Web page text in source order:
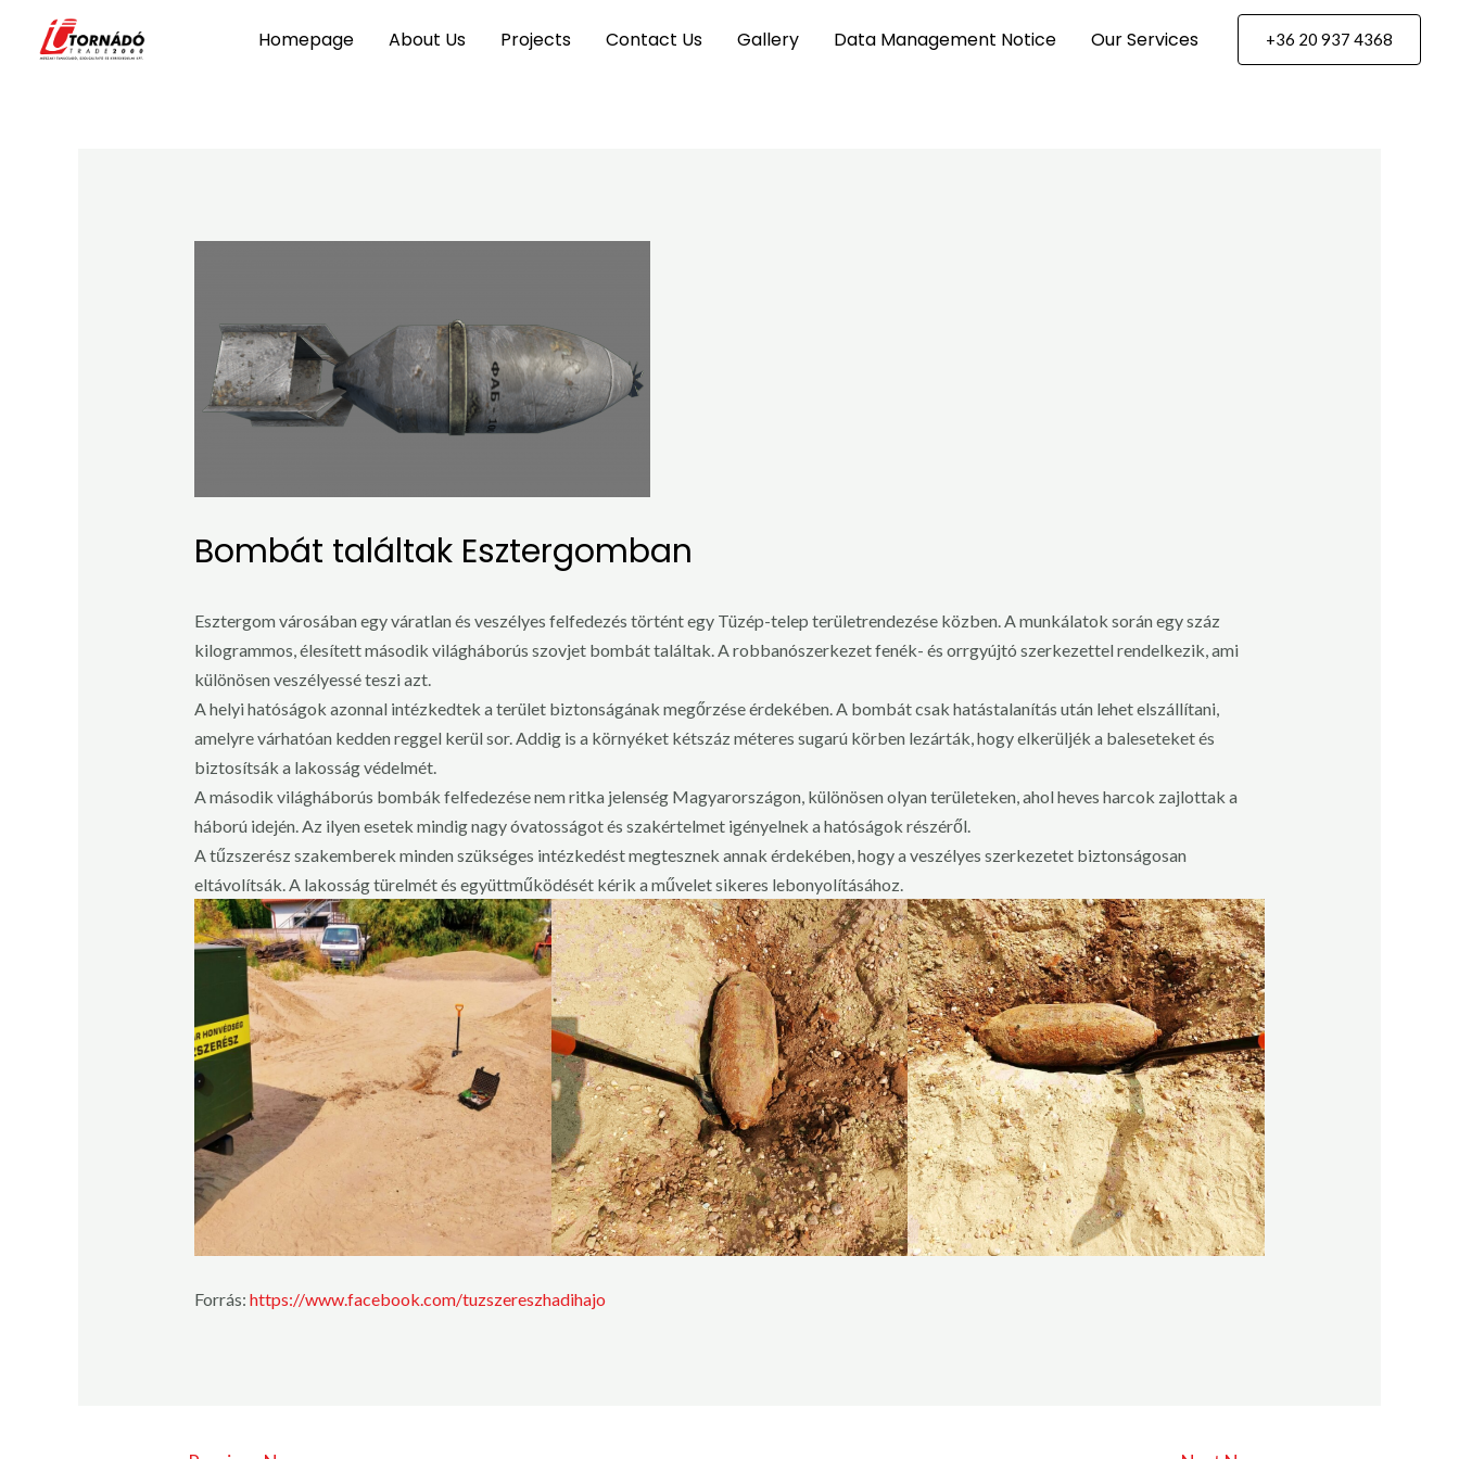
Homepage About Us Projects Contact Us Gallery Data Management Notice Our Services +36 20 937 4368
Bombát találtak Esztergomban
Esztergom városában egy váratlan és veszélyes felfedezés történt egy Tüzép-telep területrendezése közben. A munkálatok során egy száz
kilogrammos, élesített második világháborús szovjet bombát találtak. A robbanószerkezet fenék- és orrgyújtó szerkezettel rendelkezik, ami
különösen veszélyessé teszi azt.
A helyi hatóságok azonnal intézkedtek a terület biztonságának megőrzése érdekében. A bombát csak hatástalanítás után lehet elszállítani,
amelyre várhatóan kedden reggel kerül sor. Addig is a környéket kétszáz méteres sugarú körben lezárták, hogy elkerüljék a baleseteket és
biztosítsák a lakosság védelmét.
A második világháborús bombák felfedezése nem ritka jelenség Magyarországon, különösen olyan területeken, ahol heves harcok zajlottak a
háború idején. Az ilyen esetek mindig nagy óvatosságot és szakértelmet igényelnek a hatóságok részéről.
A tűzszerész szakemberek minden szükséges intézkedést megtesznek annak érdekében, hogy a veszélyes szerkezetet biztonságosan
eltávolítsák. A lakosság türelmét és együttműködését kérik a művelet sikeres lebonyolításához.
Forrás: https://www.facebook.com/tuzszereszhadihajo